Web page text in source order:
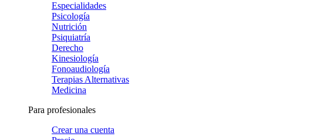
Especialidades
Psicología
Nutrición
Psiquiatría
Derecho
Kinesiología
Fonoaudiología
Terapias Alternativas
Medicina
Para profesionales
Crear una cuenta